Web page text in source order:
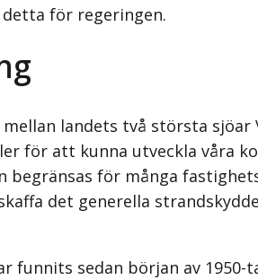
för regeringen.
landets två största
för att kunna utveckla våra
begränsas för många
det generella
funnits sedan början av